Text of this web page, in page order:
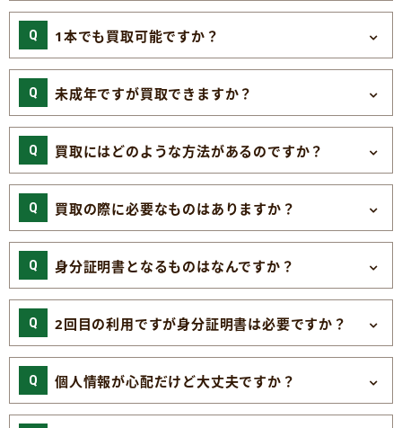
1本でも買取可能ですか？
未成年ですが買取できますか？
買取にはどのような方法があるのですか？
買取の際に必要なものはありますか？
身分証明書となるものはなんですか？
2回目の利用ですが身分証明書は必要ですか？
個人情報が心配だけど大丈夫ですか？